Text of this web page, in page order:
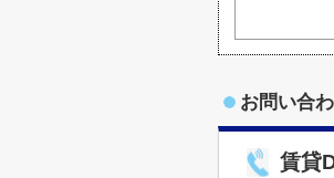
お問い合
賃貸